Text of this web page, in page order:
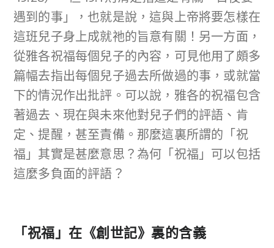
遇到的事」，也就是說，這與上帝將要怎樣在
這班兒子身上成就祂的旨意有關！另一方面，
從雅各祝福每個兒子的內容，可見他用了頗多
篇幅去指出每個兒子過去所做過的事，或就當
下的情況作出批評。可以說，雅各的祝福包含
著過去、現在與未來他對兒子們的評語、肯
定、提醒，甚至責備。那麼這裏所謂的「祝
福」其實是甚麼意思？為何「祝福」可以包括
這麼多負面的評語？
「祝福」在《創世記》裏的含義